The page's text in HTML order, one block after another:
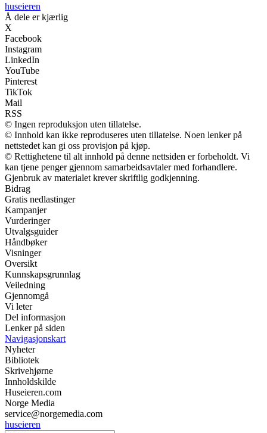
huseieren
Å dele er kjærlig
X
Facebook
Instagram
LinkedIn
YouTube
Pinterest
TikTok
Mail
RSS
© Ingen reproduksjon uten tillatelse.
© Innhold kan ikke reproduseres uten tillatelse. Noen lenker på
nettstedet kan gi oss provisjon på kjøp.
© Rettighetene til alt innhold på denne nettsiden er forbeholdt. Vi
kan tjene penger gjennom samarbeidsavtaler med forhandlere.
Gjenbruk av materialet krever skriftlig godkjenning.
Bidrag
Gratis nedlastinger
Kampanjer
Vurderinger
Utvalgsguider
Håndbøker
Visninger
Oversikt
Kunnskapsgrunnlag
Veiledning
Gjennomgå
Vi leter
Del informasjon
Lenker på siden
Navigasjonskart
Nyheter
Bibliotek
Skrivehjørne
Innholdskilde
Huseieren.com
Norge Media
service@norgemedia.com
huseieren